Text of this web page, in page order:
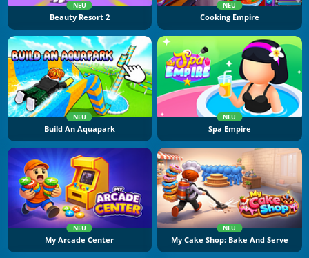
NEU
Beauty Resort 2
NEU
Cooking Empire
NEU
Build An Aquapark
NEU
Spa Empire
NEU
My Arcade Center
NEU
My Cake Shop: Bake And Serve